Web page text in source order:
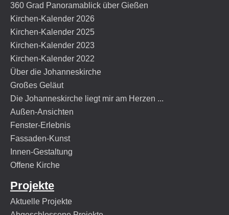
360 Grad Panoramablick über Gießen
Kirchen-Kalender 2026
Kirchen-Kalender 2025
Kirchen-Kalender 2023
Kirchen-Kalender 2022
Über die Johanneskirche
Großes Geläut
Die Johanneskirche liegt mir am Herzen ...
Außen-Ansichten
Fenster-Erlebnis
Fassaden-Kunst
Innen-Gestaltung
Offene Kirche
Projekte
Aktuelle Projekte